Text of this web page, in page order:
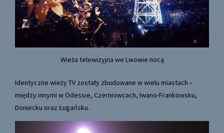
Wieża telewizyjna we Lwowie nocą
Identyczne wieży TV zostały zbudowane w wielu miastach –
między innymi w Odessie, Czerniowcach, Iwano-Frankowsku,
Doniecku oraz Ługańsku.